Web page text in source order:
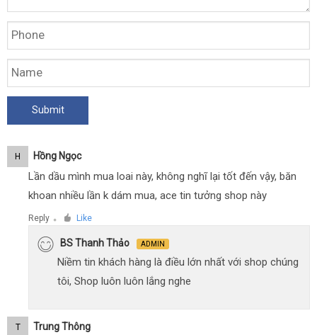
H Hồng Ngọc
Lần dầu mình mua loai này, không nghĩ lại tốt đến vậy, băn
khoan nhiều lần k dám mua, ace tin tưởng shop này
Reply ● Like
BS Thanh Thảo ADMIN
Niềm tin khách hàng là điều lớn nhất với shop chúng
tôi, Shop luôn luôn lắng nghe
T Trung Thông